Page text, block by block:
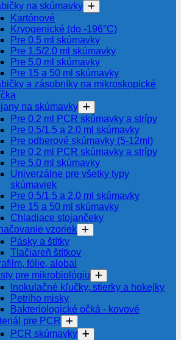
na skúmavky
Kartónové
Kryogenické (do -196°C)
Pre 0.5 ml skúmavky
Pre 1.5/2.0 ml skúmavky
Pre 5.0 ml skúmavky
Pre 15 a 50 ml skúmavky
a zásobníky na mikroskopické
na skúmavky
Pre 0.2 ml PCR skúmavky a strípy
Pre 0.5/1.5 a 2.0 ml skúmavky
Pre odberové skúmavky (5-12ml)
Pre 0,2 ml PCR skúmavky a strípy
Pre 5.0 ml skúmavky
Univerzálne pre všetky typy
skúmaviek
Pre 0,5/1,5 a 2,0 ml skúmavky
Pre 15 a 50 ml skúmavky
Chladiace stojančeky
vzoriek
Pásky a štítky
Tlačiareň štítkov
fólie, alobal
pre mikrobiológiu
Inokulačné kľučky, stierky a hokejky
Petriho misky
Bakteriologické očká - kovové
pre PCR
PCR skúmavky